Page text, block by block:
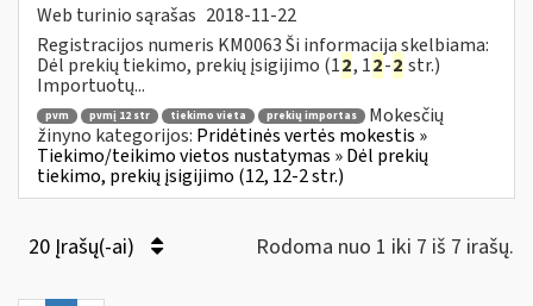
Web turinio sąrašas 2018-11-22
Registracijos numeris KM0063 Ši informacija skelbiama:
Dėl prekių tiekimo, prekių įsigijimo (12, 12-2 str.)
Importuotų...
pvm pvmį 12 str tiekimo vieta prekių importas
Mokesčių
žinyno kategorijos: Pridėtinės vertės mokestis »
Tiekimo/teikimo vietos nustatymas » Dėl prekių
tiekimo, prekių įsigijimo (12, 12-2 str.)
20 Įrašų(-ai) Rodoma nuo 1 iki 7 iš 7 irašų.